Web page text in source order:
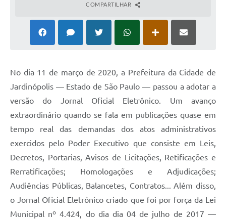
COMPARTILHAR
No dia 11 de março de 2020, a Prefeitura da Cidade de
Jardinópolis — Estado de São Paulo — passou a adotar a
versão do Jornal Oficial Eletrônico. Um avanço
extraordinário quando se fala em publicações quase em
tempo real das demandas dos atos administrativos
exercidos pelo Poder Executivo que consiste em Leis,
Decretos, Portarias, Avisos de Licitações, Retificações e
Rerratificações; Homologações e Adjudicações;
Audiências Públicas, Balancetes, Contratos... Além disso,
o Jornal Oficial Eletrônico criado que foi por força da Lei
Municipal nº 4.424, do dia dia 04 de julho de 2017 —